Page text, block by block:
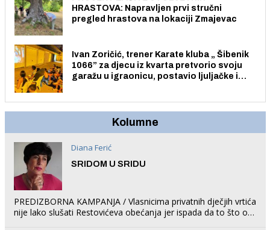
HRASTOVA: Napravljen prvi stručni
pregled hrastova na lokaciji Zmajevac
Ivan Zoričić, trener Karate kluba „ Šibenik
1066” za djecu iz kvarta pretvorio svoju
garažu u igraonicu, postavio ljuljačke i
Kolumne
Diana Ferić
SRIDOM U SRIDU
PREDIZBORNA KAMPANJA / Vlasnicima privatnih dječjih vrtića
nije lako slušati Restovićeva obećanja jer ispada da to što oni